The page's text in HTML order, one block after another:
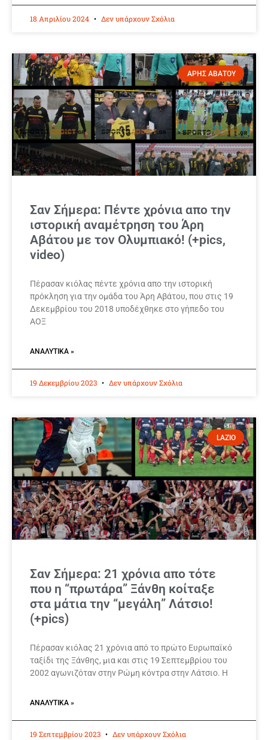
18 Απριλίου 2024 Δεν υπάρχουν Σχόλια
ΑΡΗΣ ΑΒΑΤΟΥ
Σαν Σήμερα: Πέντε χρόνια απο την
ιστορική αναμέτρηση του Άρη
Αβάτου με τον Ολυμπιακό! (+pics,
video)
Πέρασαν κιόλας πέντε χρόνια απο την ιστορική
πρόκληση για την ομάδα του Άρη Αβάτου, που στις 19
Δεκεμβρίου του 2018 υποδέχθηκε στο γήπεδο του
ΑΟΞ
ΑΝΑΛΥΤΙΚΆ »
19 Δεκεμβρίου 2023 Δεν υπάρχουν Σχόλια
LAZIO
Σαν Σήμερα: 21 χρόνια απο τότε
που η “πρωτάρα” Ξάνθη κοίταξε
στα μάτια την “μεγάλη” Λάτσιο!
(+pics)
Πέρασαν κιόλας 21 χρόνια από το πρώτο Ευρωπαϊκό
ταξίδι της Ξάνθης, μια και στις 19 Σεπτεμβρίου του
2002 αγωνιζόταν στην Ρώμη κόντρα στην Λάτσιο. Η
ΑΝΑΛΥΤΙΚΆ »
19 Σεπτεμβρίου 2023 Δεν υπάρχουν Σχόλια